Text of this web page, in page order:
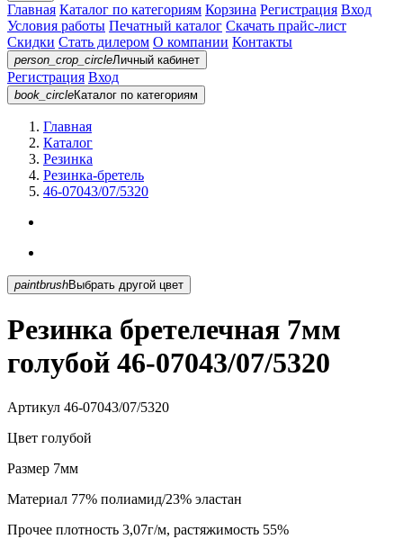
Главная Каталог по категориям Корзина Регистрация Вход
Условия работы Печатный каталог Скачать прайс-лист
Скидки Стать дилером О компании Контакты
person_crop_circleЛичный кабинет
Регистрация Вход
book_circleКаталог по категориям
Главная
Каталог
Резинка
Резинка-бретель
46-07043/07/5320
paintbrush Выбрать другой цвет
Резинка бретелечная 7мм
голубой 46-07043/07/5320
Артикул 46-07043/07/5320
Цвет голубой
Размер 7мм
Материал 77% полиамид/23% эластан
Прочее плотность 3,07г/м, растяжимость 55%